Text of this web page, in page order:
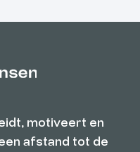
motiveert en
afstand tot de